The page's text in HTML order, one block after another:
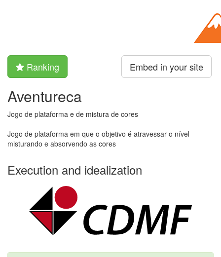
Ranking Embed in your site
Aventureca
Jogo de plataforma e de mistura de cores
Jogo de plataforma em que o objetivo é atravessar o nível
misturando e absorvendo as cores
Execution and idealization